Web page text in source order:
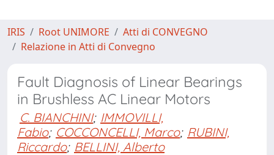
IRIS Root UNIMORE
Atti di CONVEGNO
Relazione in Atti di Convegno
Fault Diagnosis of Linear Bearings
in Brushless AC Linear Motors
C. BIANCHINI; IMMOVILLI,
Fabio; COCCONCELLI, Marco; RUBINI,
Riccardo; BELLINI, Alberto